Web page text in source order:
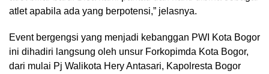
atlet apabila ada yang berpotensi,” jelasnya.
Event bergengsi yang menjadi kebanggan PWI Kota Bogor
ini dihadiri langsung oleh unsur Forkopimda Kota Bogor,
dari mulai Pj Walikota Hery Antasari, Kapolresta Bogor